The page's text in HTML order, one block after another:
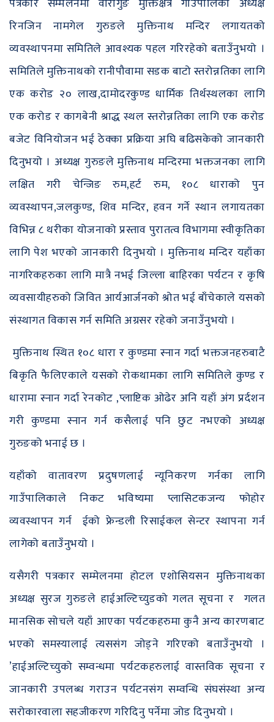
रिनजिन नामगेल गुरुङले मुक्तिनाथ मन्दिर लगायतको
व्यवस्थापनमा समितिले आवश्यक पहल गरिरहेको बताउँनुभयो ।
समितिले मुक्तिनाथको रानीपौवामा सडक बाटो स्तरोन्नतिका लागि
एक करोड २० लाख,दामोदरकुण्ड धार्मिक तिर्थस्थलका लागि
एक करोड र कागबेनी श्राद्ध स्थल स्तरोन्नतिका लागि एक करोड
बजेट विनियोजन भई ठेक्का प्रक्रिया अघि बढिसकेको जानकारी
दिनुभयो । अध्यक्ष गुरुङले मुक्तिनाथ मन्दिरमा भक्तजनका लागि
लक्षित गरी चेन्जिङ रुम,हर्ट रुम, १०८ धाराको पुन
व्यवस्थापन,जलकुण्ड, शिव मन्दिर, हवन गर्ने स्थान लगायतका
विभिन्न ८ थरीका योजनाको प्रस्ताव पुरातत्व विभागमा स्वीकृतिका
लागि पेश भएको जानकारी दिनुभयो । मुक्तिनाथ मन्दिर यहाँका
नागरिकहरुका लागि मात्रै नभई जिल्ला बाहिरका पर्यटन र कृषि
व्यवसायीहरुको जिवित आर्यआर्जनको श्रोत भई बाँचेकाले यसको
संस्थागत विकास गर्न समिति अग्रसर रहेको जनाउँनुभयो ।
मुक्तिनाथ स्थित १०८ धारा र कुण्डमा स्नान गर्दा भक्तजनहरुबाटै
बिकृति फैलिएकाले यसको रोकथामका लागि समितिले कुण्ड र
धारामा स्नान गर्दा रेनकोट ,प्लाष्टिक ओढेर अनि यहाँ अंग प्रर्दशन
गरी कुण्डमा स्नान गर्न कसैलाई पनि छुट नभएको अध्यक्ष
गुरुङको भनाई छ ।
यहाँको वातावरण प्रदुषणलाई न्यूनिकरण गर्नका लागि
गाउँपालिकाले निकट भविष्यमा प्लासिटकजन्य फोहोर
व्यवस्थापन गर्न ईको फ्रेन्डली रिसाईकल सेन्टर स्थापना गर्न
लागेको बताउँनुभयो ।
यसैगरी पत्रकार सम्मेलनमा होटल एशोसियसन मुक्तिनाथका
अध्यक्ष सुरज गुरुङले हाईअल्टिच्युडको गलत सूचना र गलत
मानसिक सोचले यहाँ आएका पर्यटकहरुमा कुनै अन्य कारणबाट
भएको समस्यालाई त्यससंग जोड्ने गरिएको बताउँनुभयो ।
’हाईअल्टिच्युको सम्वन्धमा पर्यटकहरुलाई वास्तविक सूचना र
जानकारी उपलब्ध गराउन पर्यटनसंग सम्वन्धि संघसंस्था अन्य
सरोकारवाला सहजीकरण गरिदिनु पर्नेमा जोड दिनुभयो ।